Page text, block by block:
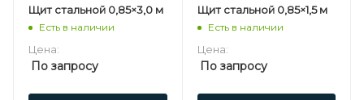
Щит стальной 0,85×3,0 м
Есть в наличии
Цена:
По запросу
Щит стальной 0,85×1,5 м
Есть в наличии
Цена:
По запросу